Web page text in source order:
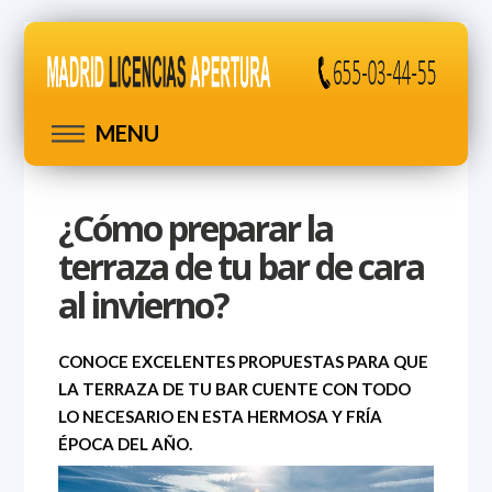
MENU
¿Cómo preparar la
terraza de tu bar de cara
al invierno?
CONOCE EXCELENTES PROPUESTAS PARA QUE
LA TERRAZA DE TU BAR CUENTE CON TODO
LO NECESARIO EN ESTA HERMOSA Y FRÍA
ÉPOCA DEL AÑO.